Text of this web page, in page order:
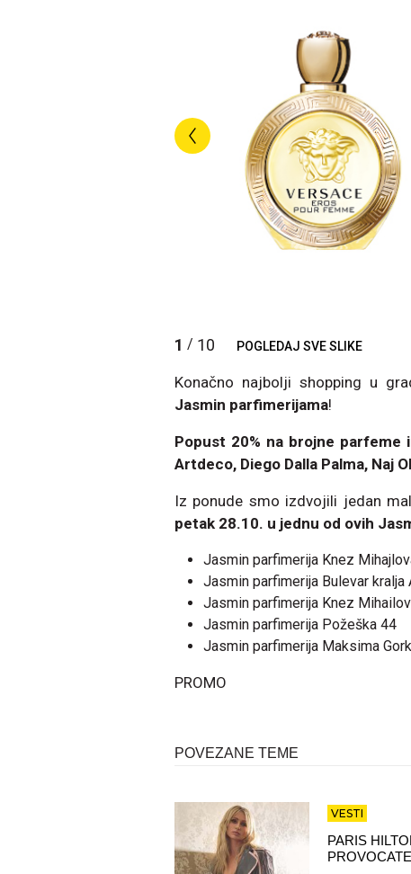
1 / 10 POGLEDAJ SVE SLIKE
Konačno najbolji shopping u
Jasmin parfimerijama!
Popust 20% na brojne parfeme
Artdeco, Diego Dalla Palma, Naj
Iz ponude smo izdvojili jedan
petak 28.10. u jednu od ovih
Jasmin parfimerija Knez
Jasmin parfimerija Bulevar kralja
Jasmin parfimerija Knez
Jasmin parfimerija Požeška 44
Jasmin parfimerija Maksima
PROMO
POVEZANE TEME
VESTI
PARIS